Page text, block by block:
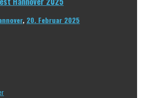
, 20. Februar 2025